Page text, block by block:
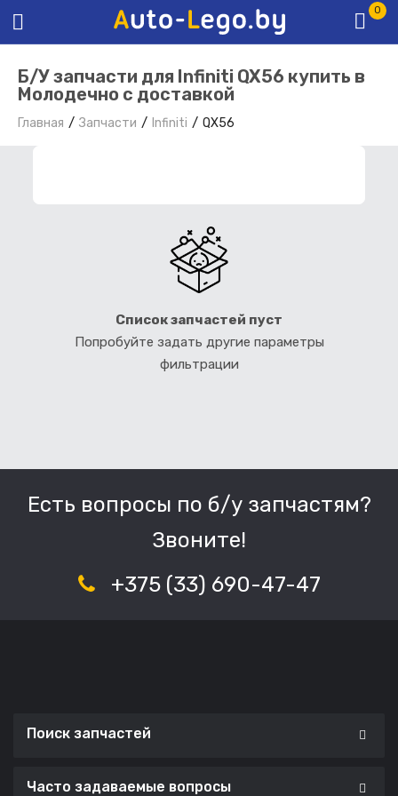
0
Б/У запчасти для Infiniti QX56 купить в
Молодечно с доставкой
Главная Запчасти Infiniti QX56
Список запчастей пуст
Попробуйте задать другие параметры
фильтрации
Есть вопросы по б/у запчастям?
Звоните!
+375 (33) 690-47-47
Поиск запчастей
Часто задаваемые вопросы